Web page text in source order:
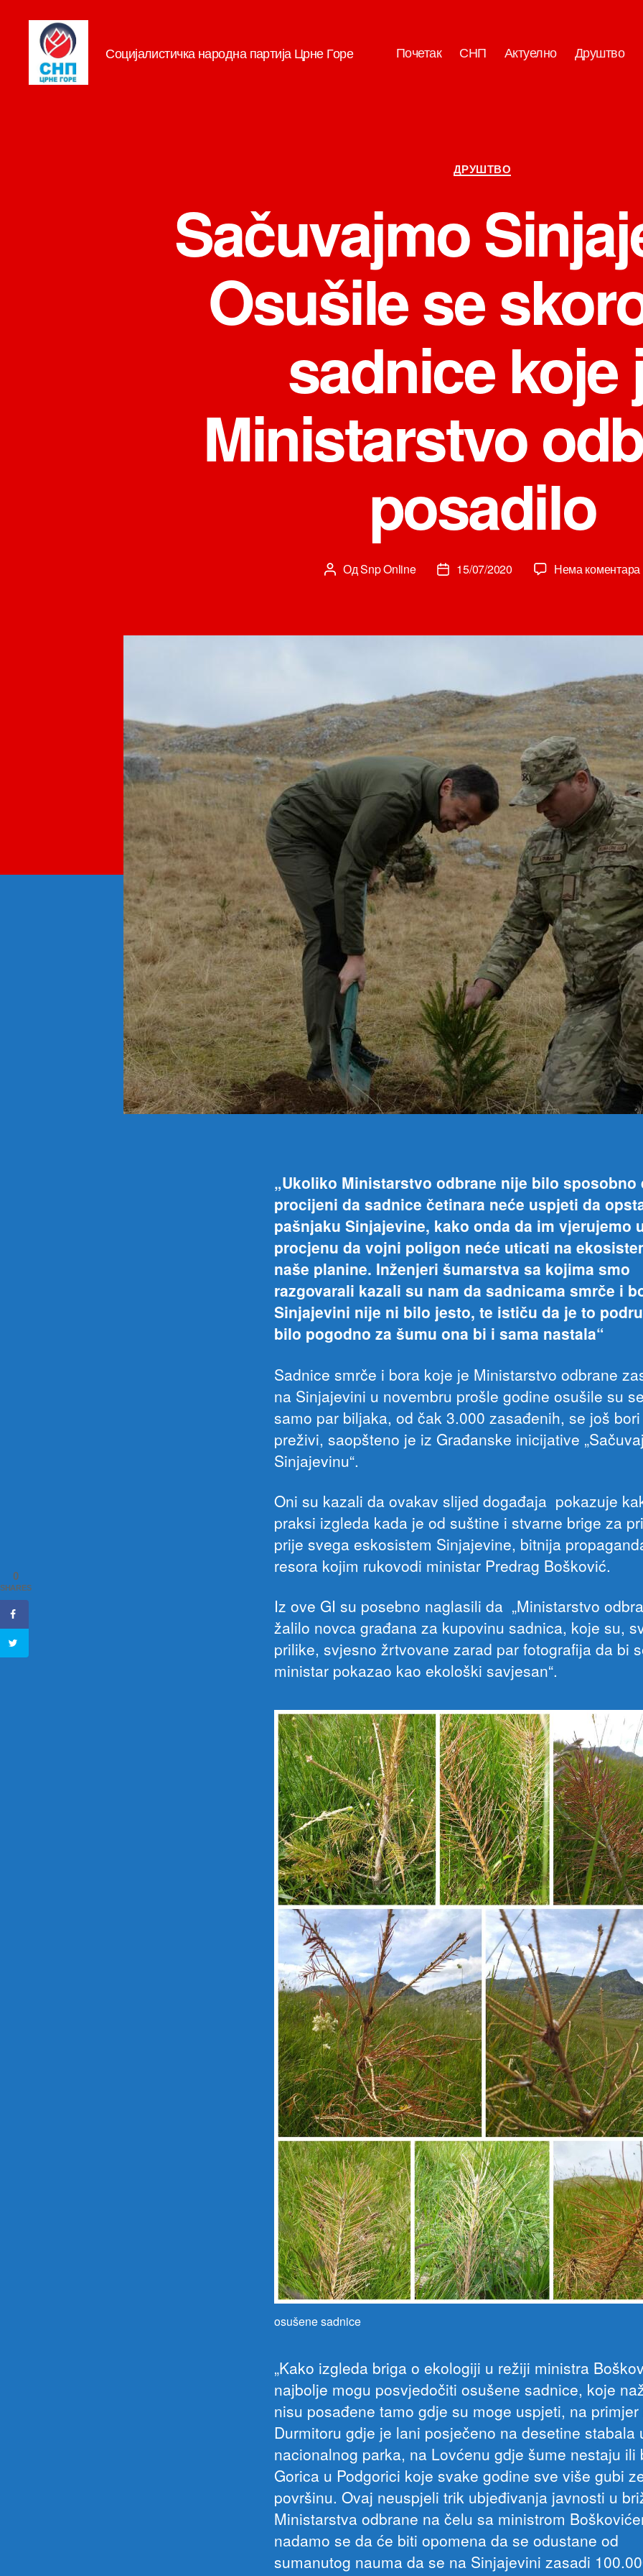
Социјалистичка народна партија Црне Горе Почетак СНП Актуелно Друштво
Категорије
ДРУШТВО
Sačuvajmo
Osušile se
sadnice koje
Ministarstvo
posadilo
Аутор
ОдSnp Online
Датум
15/07/2020 Нема коментара
„Ukoliko Ministarstvo odbrane nije bilo sposobno
procijeni da sadnice četinara neće uspjeti da
pašnjaku Sinjajevine, kako onda da im vjerujemo
procjenu da vojni poligon neće uticati na
naše planine. Inženjeri šumarstva sa kojima smo
razgovarali kazali su nam da sadnicama smrče i
Sinjajevini nije ni bilo jesto, te ističu da je to
bilo pogodno za šumu ona bi i sama nastala“
Sadnice smrče i bora koje je Ministarstvo odbrane
na Sinjajevini u novembru prošle godine osušile su
samo par biljaka, od čak 3.000 zasađenih, se još
preživi, saopšteno je iz Građanske inicijative
Sinjajevinu“.
Oni su kazali da ovakav slijed događaja pokazuje
praksi izgleda kada je od suštine i stvarne brige za
prije svega eskosistem Sinjajevine, bitnija
resora kojim rukovodi ministar Predrag Bošković.
Iz ove GI su posebno naglasili da „Ministarstvo
žalilo novca građana za kupovinu sadnica, koje su,
prilike, svjesno žrtvovane zarad par fotografija da bi
ministar pokazao kao ekološki savjesan“.
osušene sadnice
„Kako izgleda briga o ekologiji u režiji ministra
najbolje mogu posvjedočiti osušene sadnice, koje
nisu posađene tamo gdje su moge uspjeti, na primjer
Durmitoru gdje je lani posječeno na desetine stabala
nacionalnog parka, na Lovćenu gdje šume nestaju ili
Gorica u Podgorici koje svake godine sve više gubi
površinu. Ovaj neuspjeli trik ubjeđivanja javnosti u
Ministarstva odbrane na čelu sa ministrom
nadamo se da će biti opomena da se odustane od
sumanutog nauma da se na Sinjajevini zasadi
0
SHARES